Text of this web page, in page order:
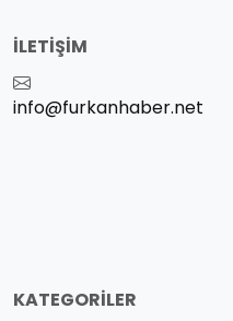
İLETIŞIM
info@furkanhaber.net
KATEGORILER